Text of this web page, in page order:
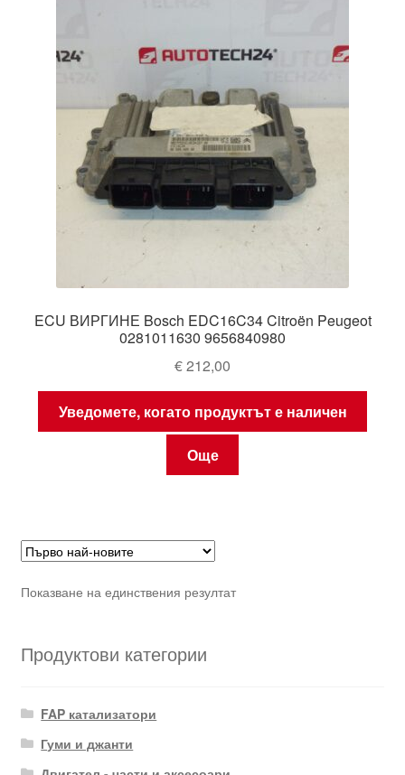
ECU ВИРГИНЕ Bosch EDC16C34 Citroën Peugeot
0281011630 9656840980
€212,00
Уведомете, когато продуктът е наличен
Още
Показване на единствения резултат
Продуктови категории
FAP катализатори
Гуми и джанти